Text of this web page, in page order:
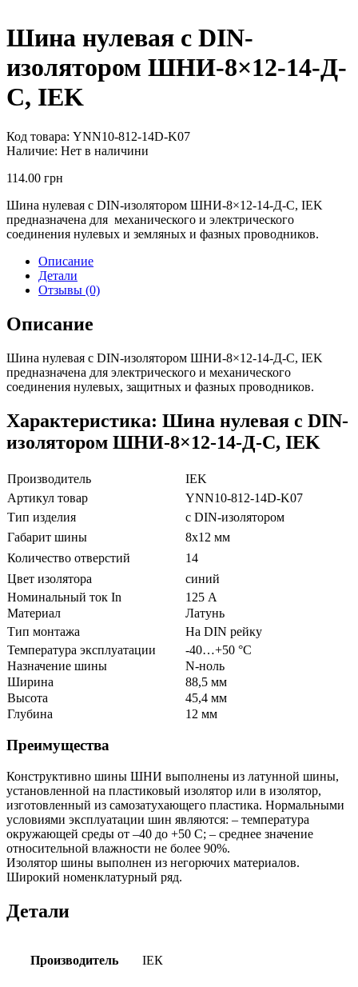
Шина нулевая с DIN-
изолятором ШНИ-8×12-14-Д-
С, IEK
Код товара: YNN10-812-14D-K07
Наличие: Нет в наличини
114.00 грн
Шина нулевая с DIN-изолятором ШНИ-8×12-14-Д-С, IEK
предназначена для механического и электрического
соединения нулевых и земляных и фазных проводников.
Описание
Детали
Отзывы (0)
Описание
Шина нулевая с DIN-изолятором ШНИ-8×12-14-Д-С, IEK
предназначена для электрического и механического
соединения нулевых, защитных и фазных проводников.
Характеристика: Шина нулевая с DIN-
изолятором ШНИ-8×12-14-Д-С, IEK
Производитель
IEK
Артикул товар
YNN10-812-14D-K07
Тип изделия
с DIN-изолятором
Габарит шины
8х12 мм
Количество отверстий
14
Цвет изолятора
синий
Номинальный ток In
125 А
Материал
Латунь
Тип монтажа
На DIN рейку
Температура эксплуатации
-40…+50 °C
Назначение шины
N-ноль
Ширина
88,5 мм
Высота
45,4 мм
Глубина
12 мм
Преимущества
Конструктивно шины ШНИ выполнены из латунной шины,
установленной на пластиковый изолятор или в изолятор,
изготовленный из самозатухающего пластика. Нормальными
условиями эксплуатации шин являютcя: – температура
окружающей среды от –40 до +50 С; – среднее значение
относительной влажности не более 90%.
Изолятор шины выполнен из негорючих материалов.
Широкий номенклатурный ряд.
Детали
Производитель ІЕК